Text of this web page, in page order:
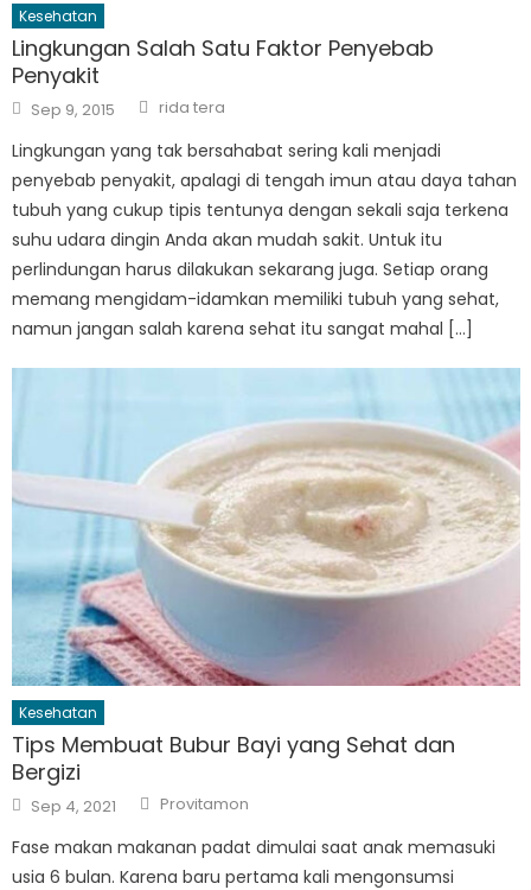
Kesehatan
Lingkungan Salah Satu Faktor Penyebab
Penyakit
Posted
on
Sep 9, 2015 Author
rida tera
Lingkungan yang tak bersahabat sering kali menjadi
penyebab penyakit, apalagi di tengah imun atau daya tahan
tubuh yang cukup tipis tentunya dengan sekali saja terkena
suhu udara dingin Anda akan mudah sakit. Untuk itu
perlindungan harus dilakukan sekarang juga. Setiap orang
memang mengidam-idamkan memiliki tubuh yang sehat,
namun jangan salah karena sehat itu sangat mahal […]
Kesehatan
Tips Membuat Bubur Bayi yang Sehat dan
Bergizi
Posted
on
Sep 4, 2021 Author
Provitamon
Fase makan makanan padat dimulai saat anak memasuki
usia 6 bulan. Karena baru pertama kali mengonsumsi